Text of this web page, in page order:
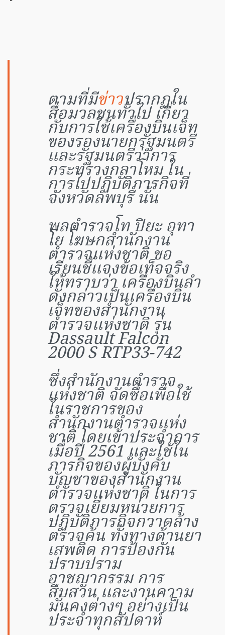
ตามที่มีข่าวปรากฏใน
สื่อมวลชนทั่วไป เกี่ยว
กับการใช้เครื่องบินเจ็ท
ของรองนายกรัฐมนตรี
และรัฐมนตรีว่าการ
กระทรวงกลาโหม ใน
การไปปฏิบัติภารกิจที่
จังหวัดลพบุรี นั้น
พลตำรวจโท ปิยะ อุทา
โย โฆษกสำนักงาน
ตำรวจแห่งชาติ ขอ
เรียนชี้แจงข้อเท็จจริง
ให้ทราบว่า เครื่องบินลำ
ดังกล่าวเป็นเครื่องบิน
เจ็ทของสำนักงาน
ตำรวจแห่งชาติ รุ่น
Dassault Falcon
2000 S RTP33-742
ซึ่งสำนักงานตำรวจ
แห่งชาติ จัดซื้อเพื่อใช้
ในราชการของ
สำนักงานตำรวจแห่ง
ชาติ โดยเข้าประจำการ
เมื่อปี 2561 และใช้ใน
ภารกิจของผู้บังคับ
บัญชาของสำนักงาน
ตำรวจแห่งชาติ ในการ
ตรวจเยี่ยมหน่วยการ
ปฏิบัติภารกิจกวาดล้าง
ตรวจค้น ทั้งทางด้านยา
เสพติด การป้องกัน
ปราบปราม
อาชญากรรม การ
สืบสวน และงานความ
มั่นคงต่างๆ อย่างเป็น
ประจำทุกสัปดาห์